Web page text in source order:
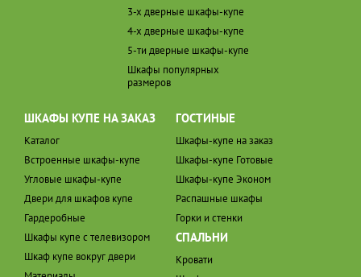
3-х дверные шкафы-купе
4-х дверные шкафы-купе
5-ти дверные шкафы-купе
Шкафы популярных
размеров
ШКАФЫ КУПЕ НА ЗАКАЗ
Каталог
Встроенные шкафы-купе
Угловые шкафы-купе
Двери для шкафов купе
Гардеробные
Шкафы купе с телевизором
Шкаф купе вокруг двери
ГОСТИНЫЕ
Шкафы-купе на заказ
Шкафы-купе Готовые
Шкафы-купе Эконом
Распашные шкафы
Горки и стенки
СПАЛЬНИ
Кровати